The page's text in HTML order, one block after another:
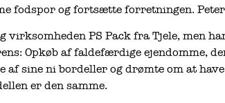
fodspor og fortsætte forretningen.
virksomheden PS Pack fra Tjele, men
Opkøb af faldefærdige ejendomme,
af sine ni bordeller og drømte om at
er den samme.